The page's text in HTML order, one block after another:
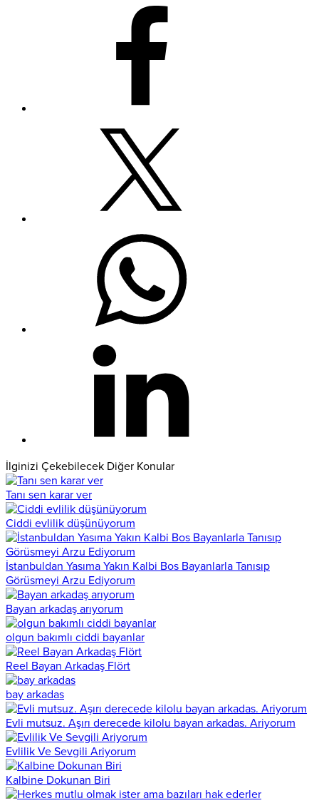
İlginizi Çekebilecek Diğer Konular
Tanı sen karar ver
Ciddi evlilik düşünüyorum
İstanbuldan Yasıma Yakın Kalbi Bos Bayanlarla Tanısıp
Görüsmeyi Arzu Ediyorum
Bayan arkadaş arıyorum
olgun bakımlı ciddi bayanlar
Reel Bayan Arkadaş Flört
bay arkadas
Evli mutsuz. Aşırı derecede kilolu bayan arkadas. Ariyorum
Evlilik Ve Sevgili Ariyorum
Kalbine Dokunan Biri